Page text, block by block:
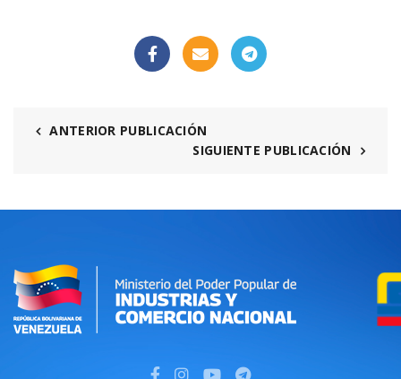
ANTERIOR PUBLICACIÓN
SIGUIENTE PUBLICACIÓN